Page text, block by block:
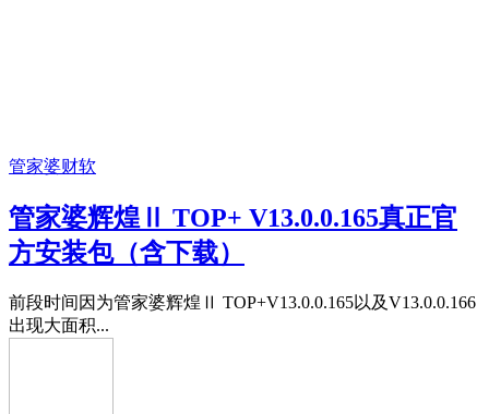
管家婆财软
管家婆辉煌Ⅱ TOP+ V13.0.0.165真正官
方安装包（含下载）
前段时间因为管家婆辉煌Ⅱ TOP+V13.0.0.165以及V13.0.0.166
出现大面积...